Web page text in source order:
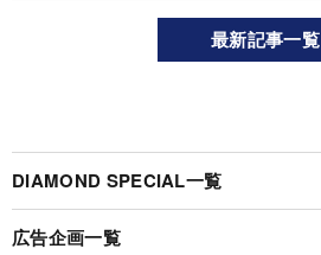
最新記事一覧
DIAMOND SPECIAL一覧
広告企画一覧